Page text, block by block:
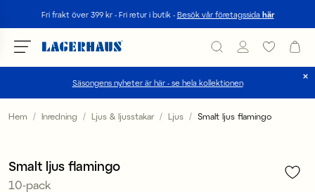
Fri frakt över 399 kr - Fri retur i butik - Besök vår företagssida här
Säsongens nyheter är här - se hela kollektionen
Välj språk / valuta
FI / EUR
Hem Inredning Ljus & ljusstakar Ljus Smalt ljus flamingo
Smalt ljus flamingo
10-pack